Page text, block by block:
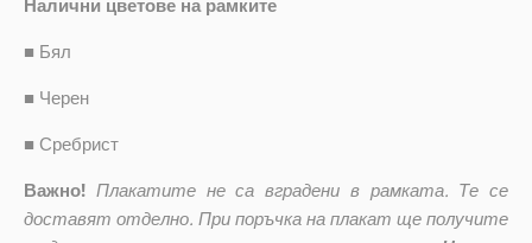
Налични цветове на рамките
■ Бял
■ Черен
■ Сребрист
Важно! Плакатите не са вградени в рамката. Те се
доставят отделно. При поръчка на плакат ще получите